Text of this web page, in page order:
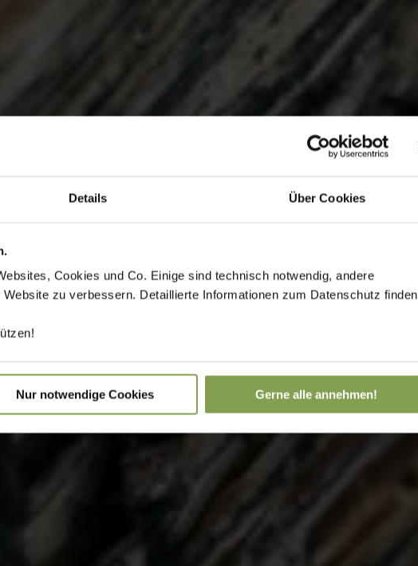
Details Über Cookies
Cookies und Co. Einige sind technisch notwendig, andere
zu verbessern. Detaillierte Informationen zum Datenschutz finden
Nur notwendige Cookies Gerne alle annehmen!